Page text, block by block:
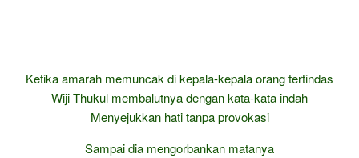
Ketika amarah memuncak di kepala-kepala orang tertindas
Wiji Thukul membalutnya dengan kata-kata indah
Menyejukkan hati tanpa provokasi
Sampai dia mengorbankan matanya